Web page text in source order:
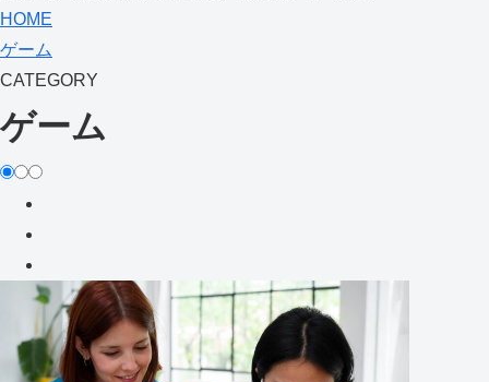
HOME
ゲーム
CATEGORY
ゲーム